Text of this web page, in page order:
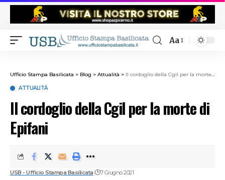
Aa
Ufficio Stampa Basilicata > Blog > Attualità > Il cordoglio della Cgil per la morte di Epifani
ATTUALITÀ
Il cordoglio della Cgil per la morte di
Epifani
USB - Ufficio Stampa Basilicata 7 Giugno 2021